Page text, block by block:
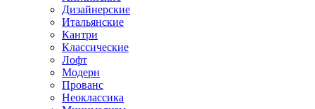
Дизайнерские
Итальянские
Кантри
Классические
Лофт
Модерн
Прованс
Неоклассика